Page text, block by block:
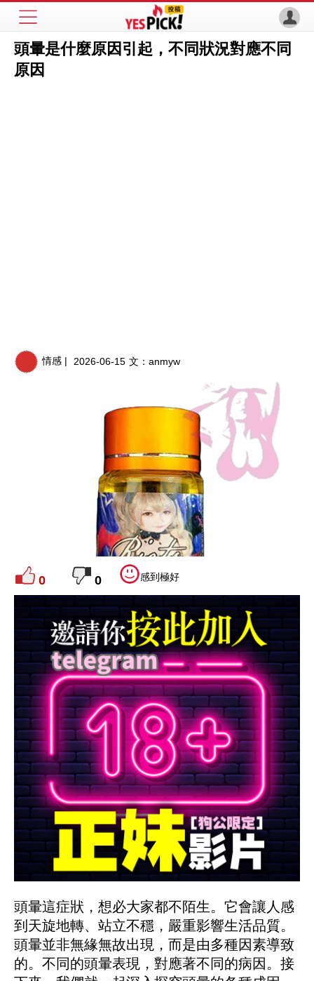
頭暈是什麼原因引起，不同狀況對應不同
原因
情感 | 2026-06-15 文： anmyw
0 0 感到極好
頭暈這症狀，想必大家都不陌生。它會讓人感
到天旋地轉、站立不穩，嚴重影響生活品質。
頭暈並非無緣無故出現，而是由多種因素導致
的。不同的頭暈表現，對應著不同的病因。接